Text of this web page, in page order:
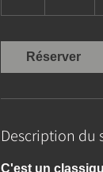
Réserver
Description du
C'est un